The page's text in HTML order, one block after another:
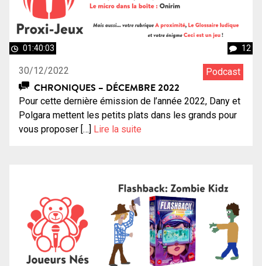
01:40:03 12
30/12/2022 Podcast
CHRONIQUES – DÉCEMBRE 2022
Pour cette dernière émission de l’année 2022, Dany et
Polgara mettent les petits plats dans les grands pour
vous proposer […]
Lire la suite